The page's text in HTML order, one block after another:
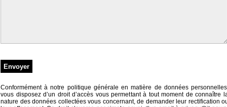
Conformément à notre politique générale en matière de données
vous disposez d’un droit d’accès vous permettant à tout moment de connaître
nature des données collectées vous concernant, de demander leur rectification